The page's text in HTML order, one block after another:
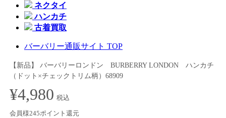
ネクタイ
ハンカチ
古着買取
バーバリー通販サイト TOP
【新品】 バーバリーロンドン BURBERRY LONDON ハンカチ
（ドット×チェックトリム柄）68909
¥4,980 税込
会員様245ポイント還元